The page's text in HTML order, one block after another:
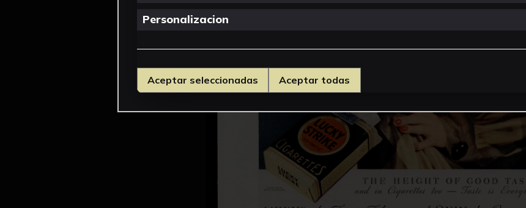
Personalizacion
Aceptar seleccionadas Aceptar todas